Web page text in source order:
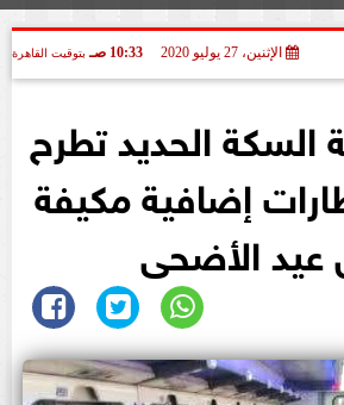
الإثنين، 27 يوليو 2020 10:33 صـ بتوقيت القاهرة
السكة الحديد تطرح
5 قطارات إضافية مكيفة
عيد الأضحى